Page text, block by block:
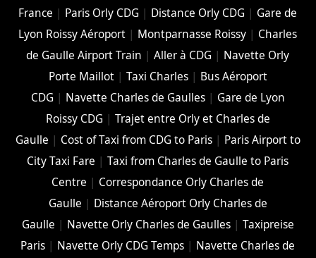
France | Paris Orly CDG | Distance Orly CDG | Gare de
Lyon Roissy Aéroport | Montparnasse Roissy | Charles
de Gaulle Airport Train |Aller à CDG | Navette Orly
Porte Maillot| Taxi Charles| Bus Aéroport
CDG | Navette Charles de Gaulles| Gare de Lyon
Roissy CDG | Trajet entre Orly et Charles de
Gaulle | Cost of Taxi from CDG to Paris| Paris Airport to
City Taxi Fare |Taxi from Charles de Gaulle to Paris
Centre | Correspondance Orly Charles de
Gaulle | Distance Aéroport Orly Charles de
Gaulle | Navette Orly Charles de Gaulles| Taxipreise
Paris | Navette Orly CDG Temps | Navette Charles de